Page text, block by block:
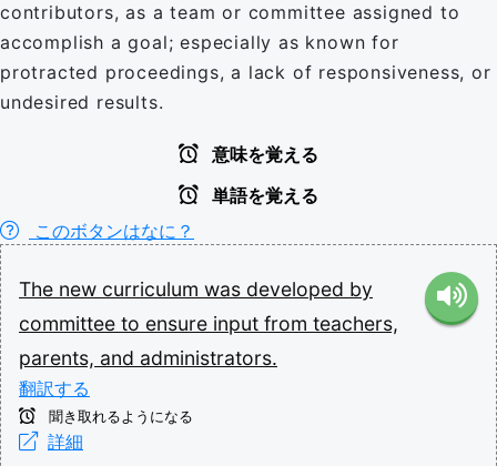
contributors, as a team or committee assigned to
accomplish a goal; especially as known for
protracted proceedings, a lack of responsiveness, or
undesired results.
意味を覚える
単語を覚える
このボタンはなに？
The new curriculum was developed by
committee to ensure input from teachers,
parents, and administrators.
翻訳する
聞き取れるようになる
詳細